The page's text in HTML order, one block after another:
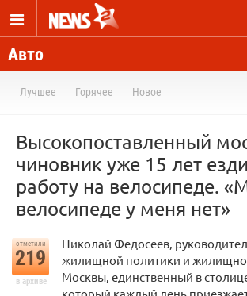
Авто
Лучшее Горячее Новое
Высокопоставленный
чиновник уже 15 лет
работу на велосипеде.
велосипеде у меня нет»
отметили
219
в архиве
Николай Федосеев,
жилищной политики и
Москвы, единственный в